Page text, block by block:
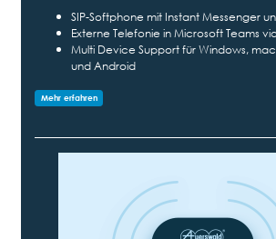
SIP-Softphone mit Instant Messenger
Externe Telefonie in Microsoft Teams
Multi Device Support für Windows,
und Android
Mehr erfahren